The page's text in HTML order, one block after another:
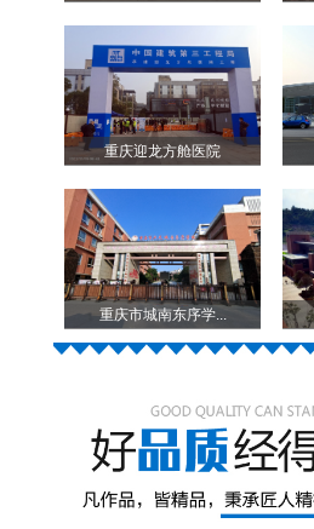
重庆迎龙方舱医院
重庆市城南东序学...